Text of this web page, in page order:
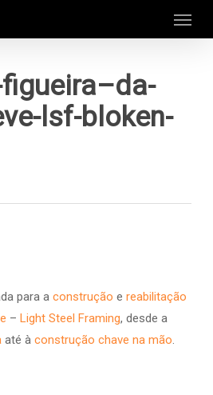
lsf-bloken-
para a construção e reabilitação
– Light Steel Framing, desde a
até à construção chave na mão.